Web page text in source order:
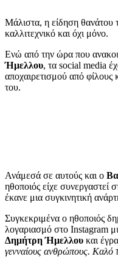
Μάλιστα, η είδηση θανάτου
καλλιτεχνικό και όχι μόνο.
Ενώ από την ώρα που
Ήμελλου, τα social media
αποχαιρετισμού από
του.
Ανάμεσά σε αυτούς και ο
ηθοποιός είχε συνεργαστεί
έκανε μια συγκινητική
Συγκεκριμένα ο ηθοποιός
λογαριασμό στο Instagram
Δημήτρη Ήμελλου και
γενναίους ανθρώπους. Καλό